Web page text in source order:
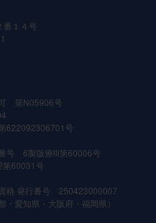
番１４号
可 第N05906号
622092306701号
番号 6製版療Ⅲ第60006号
60031号
格 発行番号 250423000007
・愛知県・大阪府・福岡県）